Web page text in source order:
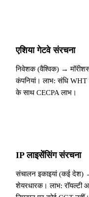
एशिया गेटवे संरचना
निवेशक (वैश्विक) →
कंपनियां। लाभ: संधि WHT
के साथ CECPA लाभ।
IP लाइसेंसिंग संरचना
संचालन इकाइयां (कई देश)
शेयरधारक। लाभ: